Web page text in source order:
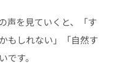
声を見ていくと、「す
もしれない」「自然す
です。